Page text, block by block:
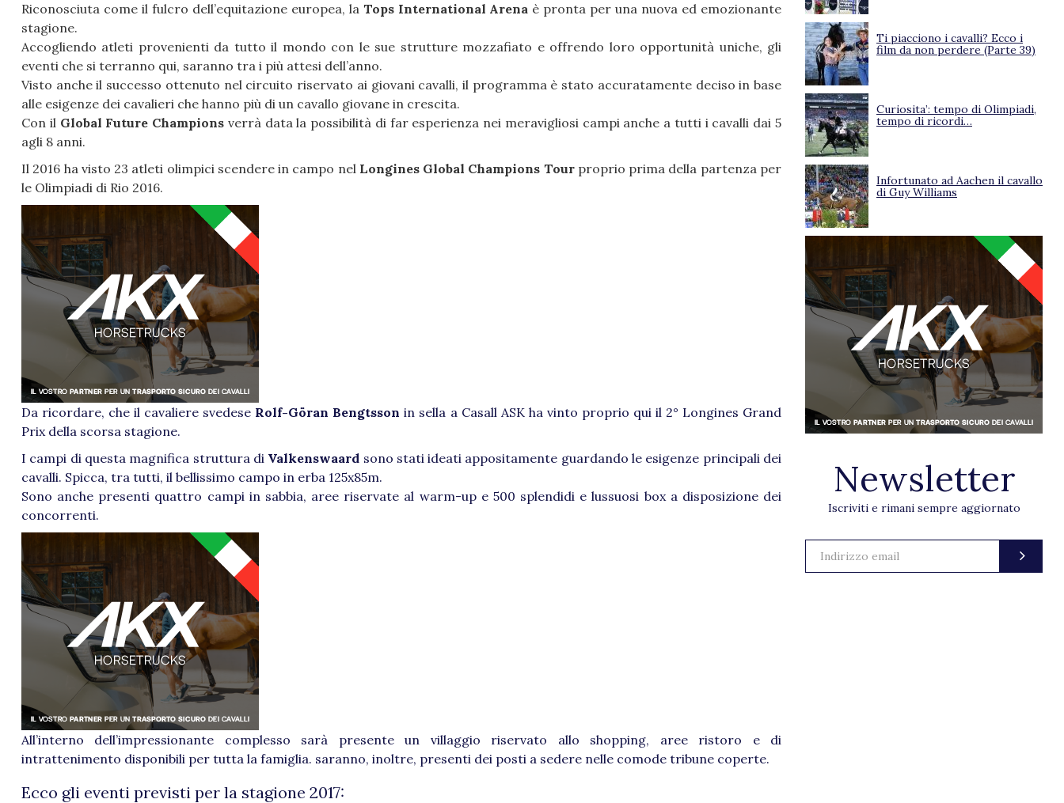
Riconosciuta come il fulcro dell’equitazione europea, la Tops International Arena è pronta per una nuova ed emozionante
stagione.
Accogliendo atleti provenienti da tutto il mondo con le sue strutture mozzafiato e offrendo loro opportunità uniche, gli
eventi che si terranno qui, saranno tra i più attesi dell’anno.
Visto anche il successo ottenuto nel circuito riservato ai giovani cavalli, il programma è stato accuratamente deciso in base
alle esigenze dei cavalieri che hanno più di un cavallo giovane in crescita.
Con il Global Future Champions verrà data la possibilità di far esperienza nei meravigliosi campi anche a tutti i cavalli dai 5
agli 8 anni.
Il 2016 ha visto 23 atleti olimpici scendere in campo nel Longines Global Champions Tourproprio prima della partenza per
le Olimpiadi di Rio 2016.
Da ricordare, che il cavaliere svedese Rolf-Göran Bengtsson in sella a Casall ASK ha vinto proprio qui il 2° Longines Grand
Prix della scorsa stagione.
I campi di questa magnifica struttura di Valkenswaard sono stati ideati appositamente guardando le esigenze principali dei
cavalli. Spicca, tra tutti, il bellissimo campo in erba 125x85m.
Sono anche presenti quattro campi in sabbia, aree riservate al warm-up e 500 splendidi e lussuosi box a disposizione dei
concorrenti.
All’interno dell’impressionante complesso sarà presente un villaggio riservato allo shopping, aree ristoro e di
intrattenimento disponibili per tutta la famiglia. saranno, inoltre, presenti dei posti a sedere nelle comode tribune coperte.
Ecco gli eventi previsti per la stagione 2017:
Ti piacciono i cavalli? Ecco i
film da non perdere (Parte 39)
Curiosita’: tempo di Olimpiadi,
tempo di ricordi…
Infortunato ad Aachen il cavallo
di Guy Williams
Newsletter
Iscriviti e rimani sempre aggiornato